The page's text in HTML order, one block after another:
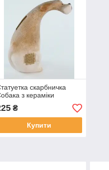
скарбничка
з кераміки
₴
Купити